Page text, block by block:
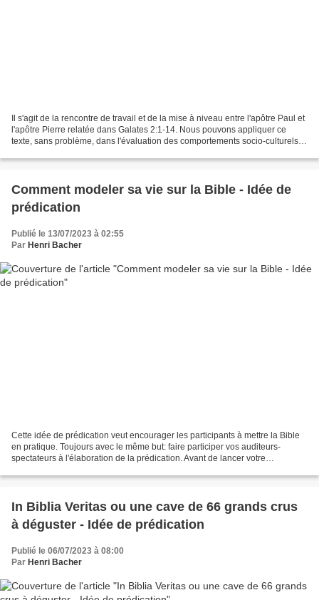
Il s'agit de la rencontre de travail et de la mise à niveau entre l'apôtre Paul et
l'apôtre Pierre relatée dans Galates 2:1-14. Nous pouvons appliquer ce
texte, sans problème, dans l'évaluation des comportements socio-culturels et
Comment modeler sa vie sur la Bible - Idée de
prédication
Publié le 13/07/2023 à 02:55
Par Henri Bacher
Cette idée de prédication veut encourager les participants à mettre la Bible
en pratique. Toujours avec le même but: faire participer vos auditeurs-
spectateurs à l'élaboration de la prédication. Avant de lancer votre
In Biblia Veritas ou une cave de 66 grands crus
à déguster - Idée de prédication
Publié le 06/07/2023 à 08:00
Par Henri Bacher